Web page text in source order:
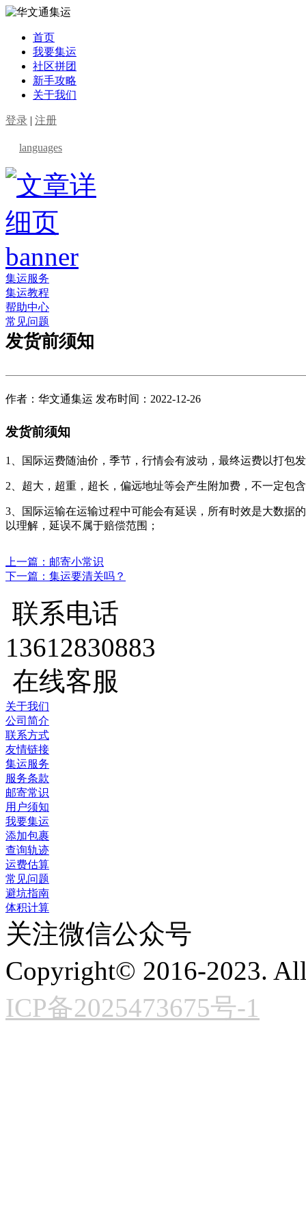
首页
我要集运
社区拼团
新手攻略
关于我们
登录 | 注册
languages
集运服务
集运教程
帮助中心
常见问题
发货前须知
作者：华文通集运 发布时间：2022-12-26
发货前须知
1、国际运费随油价，季节，行情会有波动，最终运费以打包
2、超大，超重，超长，偏远地址等会产生附加费，不一定包
3、国际运输在运输过程中可能会有延误，所有时效是大数据
以理解，延误不属于赔偿范围；
上一篇：邮寄小常识
下一篇：集运要清关吗？
联系电话
13612830883
在线客服
关于我们
公司简介
联系方式
友情链接
集运服务
服务条款
邮寄常识
用户须知
我要集运
添加包裹
查询轨迹
运费估算
常见问题
避坑指南
体积计算
关注微信公众号
Copyright© 2016-2023.
ICP备2025473675号-1